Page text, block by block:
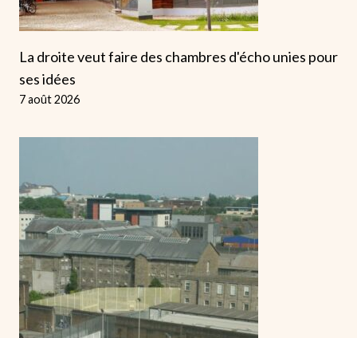
La droite veut faire des chambres d'écho unies pour
ses idées
7 août 2026